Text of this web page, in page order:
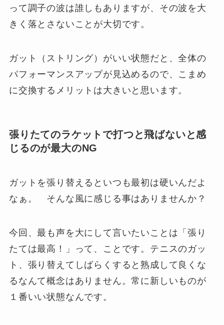
って調子の波は誰しもありますが、その波を大
きく落とさないことが大切です。
ガット（ストリング）がいい状態だと、全体の
パフォーマンスアップが見込めるので、こまめ
に交換するメリットは大きいと思います。
張りたてのラケットで打つと飛ばないと感
じるのが最大のNG
ガットを張り替えるといつも最初は硬いんだよ
なぁ。 そんな風に感じる事はありませんか？
今回、最も声を大にして言いたいことは「張り
たては最高！」って、ことです。テニスのガッ
ト、張り替えてしばらくすると熟成して良くな
るなんて概念はありません。常に新しいものが
１番いい状態なんです。